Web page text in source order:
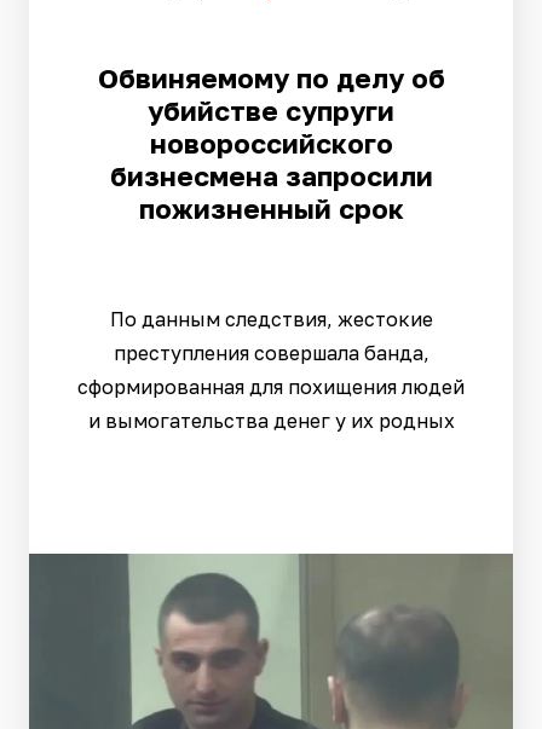
Обвиняемому по делу об
убийстве супруги
новороссийского
бизнесмена запросили
пожизненный срок
По данным следствия, жестокие
преступления совершала банда,
сформированная для похищения людей
и вымогательства денег у их родных